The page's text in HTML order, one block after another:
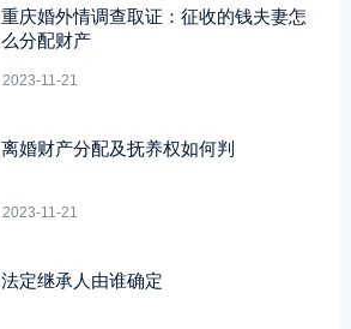
重庆婚外情调查取证：征收的钱夫妻怎
么分配财产
2023-11-21
离婚财产分配及抚养权如何判
2023-11-21
法定继承人由谁确定